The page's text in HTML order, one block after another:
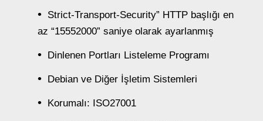
Strict-Transport-Security” HTTP başlığı en
az “15552000” saniye olarak ayarlanmış
Dinlenen Portları Listeleme Programı
Debian ve Diğer İşletim Sistemleri
Korumalı: ISO27001